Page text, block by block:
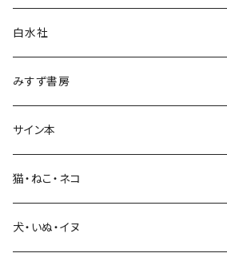
言語・ことば
生活・暮らし
白水社
みすず書房
サイン本
猫・ねこ・ネコ
犬・いぬ・イヌ